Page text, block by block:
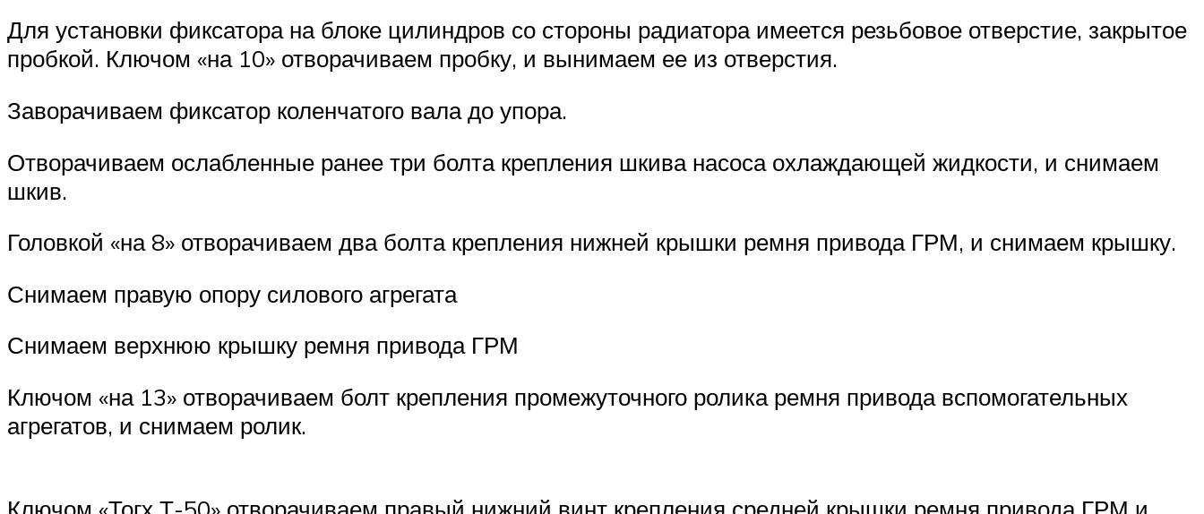
Для установки фиксатора на блоке цилиндров со стороны радиатора имеется резьбовое отверстие, закрытое
пробкой. Ключом «на 10» отворачиваем пробку, и вынимаем ее из отверстия.
Заворачиваем фиксатор коленчатого вала до упора.
Отворачиваем ослабленные ранее три болта крепления шкива насоса охлаждающей жидкости, и снимаем
шкив.
Головкой «на 8» отворачиваем два болта крепления нижней крышки ремня привода ГРМ, и снимаем крышку.
Снимаем правую опору силового агрегата
Снимаем верхнюю крышку ремня привода ГРМ
Ключом «на 13» отворачиваем болт крепления промежуточного ролика ремня привода вспомогательных
агрегатов, и снимаем ролик.